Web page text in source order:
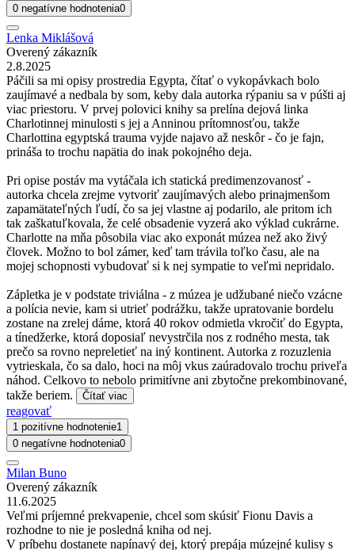
0 negatívne hodnotenia0
Lenka Miklášová
Overený zákazník
2.8.2025
Páčili sa mi opisy prostredia Egypta, čítať o vykopávkach bolo
zaujímavé a nedbala by som, keby dala autorka rýpaniu sa v púšti aj
viac priestoru. V prvej polovici knihy sa prelína dejová linka
Charlotinnej minulosti s jej a Anninou prítomnosťou, takže
Charlottina egyptská trauma vyjde najavo až neskôr - čo je fajn,
prináša to trochu napätia do inak pokojného deja.
Pri opise postáv ma vytáčala ich statická predimenzovanosť -
autorka chcela zrejme vytvoriť zaujímavých alebo prinajmenšom
zapamätateľných ľudí, čo sa jej vlastne aj podarilo, ale pritom ich
tak zaškatuľkovala, že celé obsadenie vyzerá ako výklad cukrárne.
Charlotte na mňa pôsobila viac ako exponát múzea než ako živý
človek. Možno to bol zámer, keď tam trávila toľko času, ale na
mojej schopnosti vybudovať si k nej sympatie to veľmi nepridalo.
Zápletka je v podstate triviálna - z múzea je udžubané niečo vzácne
a polícia nevie, kam si utrieť podrážku, takže upratovanie bordelu
zostane na zrelej dáme, ktorá 40 rokov odmietla vkročiť do Egypta,
a tínedžerke, ktorá doposiaľ nevystrčila nos z rodného mesta, tak
prečo sa rovno nepreletieť na iný kontinent. Autorka z rozuzlenia
vytrieskala, čo sa dalo, hoci na môj vkus zaúradovalo trochu priveľa
náhod. Celkovo to nebolo primitívne ani zbytočne prekombinované,
takže beriem.
Čítať viac
reagovať
1 pozitívne hodnotenie1
0 negatívne hodnotenia0
Milan Buno
Overený zákazník
11.6.2025
Veľmi príjemné prekvapenie, chcel som skúsiť Fionu Davis a
rozhodne to nie je posledná kniha od nej.
V príbehu dostanete napínavý dej, ktorý prepája múzejné kulisy s